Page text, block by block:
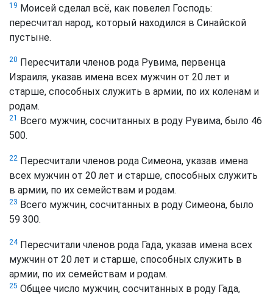
19 Моисей сделал всё, как повелел Господь:
пересчитал народ, который находился в Синайской
пустыне.
20 Пересчитали членов рода Рувима, первенца
Израиля, указав имена всех мужчин от 20 лет и
старше, способных служить в армии, по их коленам и
родам.
21
Всего мужчин, сосчитанных в роду Рувима, было 46
500.
22 Пересчитали членов рода Симеона, указав имена
всех мужчин от 20 лет и старше, способных служить
в армии, по их семействам и родам.
23 Всего мужчин, сосчитанных в роду Симеона, было
59 300.
24Пересчитали членов рода Гада, указав имена всех
мужчин от 20 лет и старше, способных служить в
армии, по их семействам и родам.
25 Общее число мужчин, сосчитанных в роду Гада,